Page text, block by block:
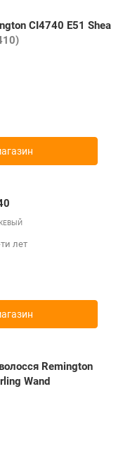
CI4740 E51 Shea
лет
Remington
Wand